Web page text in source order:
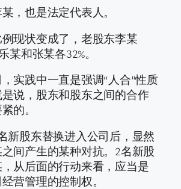
，也是法定代表人。
现状变成了，老股东李某
某和张某各32%。
实践中一直是强调“人合”性质
说，股东和股东之间的合作
的。
新股东替换进入公司后，显然
间产生的某种对抗。2名新股
从后面的行动来看，应当是
营管理的控制权。